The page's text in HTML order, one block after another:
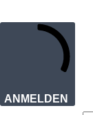
ANMELDEN